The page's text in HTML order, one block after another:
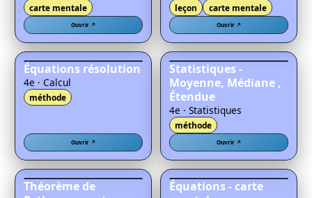
carte mentale
Ouvrir ↗
leçon carte mentale
Ouvrir ↗
Équations résolution
4e · Calcul
méthode
Ouvrir ↗
Statistiques -
Moyenne, Médiane ,
Étendue
4e · Statistiques
méthode
Ouvrir ↗
Théorème de
Équations - carte